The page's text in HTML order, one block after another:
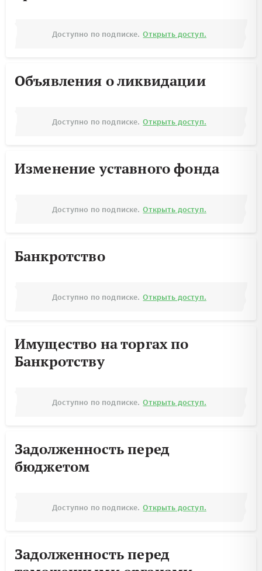
Доступно по подписке. Открыть доступ.
Объявления о ликвидации
Доступно по подписке. Открыть доступ.
Изменение уставного фонда
Доступно по подписке. Открыть доступ.
Банкротство
Доступно по подписке. Открыть доступ.
Имущество на торгах по
Банкротству
Доступно по подписке. Открыть доступ.
Задолженность перед
бюджетом
Доступно по подписке. Открыть доступ.
Задолженность перед